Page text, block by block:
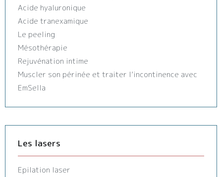
Acide hyaluronique
Acide tranexamique
Le peeling
Mésothérapie
Rejuvénation intime
Muscler son périnée et traiter l’incontinence avec
EmSella
Les lasers
Epilation laser